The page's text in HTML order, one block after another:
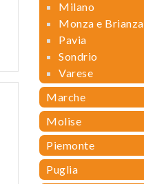
Milano
Monza e Brianza
Pavia
Sondrio
Varese
Marche
Molise
Piemonte
Puglia